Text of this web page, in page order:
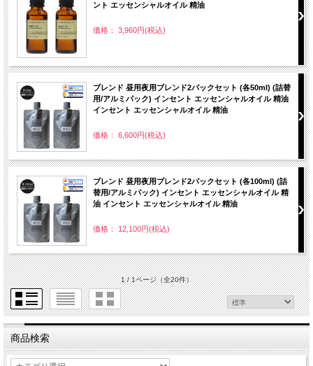
ント エッセンシャルオイル 精油
価格： 3,960円(税込)
ブレンド 昼用夜用ブレンド2パックセット (各50ml) (詰替
用/アルミパック) インセント エッセンシャルオイル 精油
インセント エッセンシャルオイル 精油
価格： 6,600円(税込)
ブレンド 昼用夜用ブレンド2パックセット (各100ml) (詰
替用/アルミパック) インセント エッセンシャルオイル 精
油 インセント エッセンシャルオイル 精油
価格： 12,100円(税込)
1 / 1ページ（全20件）
商品検索